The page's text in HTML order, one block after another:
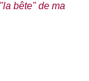
bête" de ma